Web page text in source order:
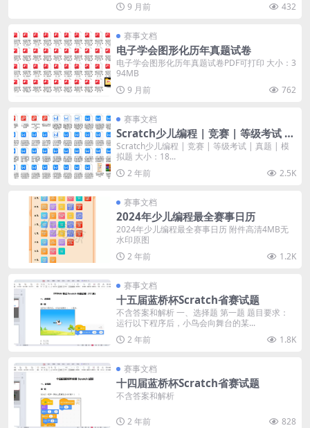
9 月前 432
赛事文档
电子学会图形化历年真题试卷
电子学会图形化历年真题试卷PDF可打印 大小：3
94MB
9 月前
762
赛事文档
Scratch少儿编程 | 竞赛 | 等级考试 |
真题 | 模拟题
Scratch少儿编程 | 竞赛 | 等级考试 | 真题 | 模
拟题 大小：18...
2 年前
2.5K
赛事文档
2024年少儿编程最全赛事日历
2024年少儿编程最全赛事日历 附件高清4MB无
水印原图
2 年前
1.2K
赛事文档
十五届蓝桥杯Scratch省赛试题
不含答案和解析 一、选择题 第一题 题目要求：
运行以下程序后，小鸟会向舞台的某...
2 年前
1.8K
赛事文档
十四届蓝桥杯Scratch省赛试题
不含答案和解析
2 年前 828